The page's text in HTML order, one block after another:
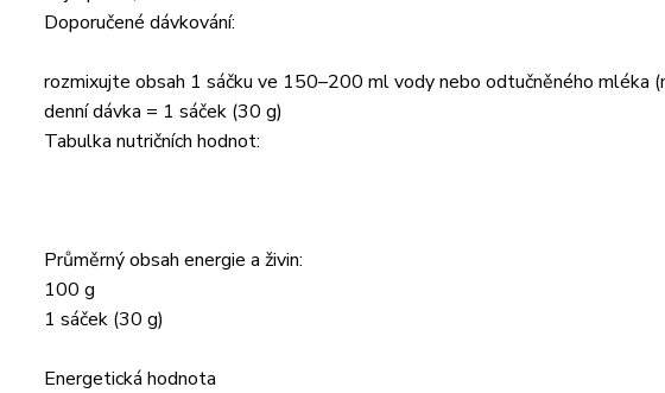
Doporučené dávkování:
rozmixujte obsah 1 sáčku ve 150–200 ml vody nebo odtučněného mléka
denní dávka = 1 sáček (30 g)
Tabulka nutričních hodnot:
Průměrný obsah energie a živin:
100 g
1 sáček (30 g)
Energetická hodnota